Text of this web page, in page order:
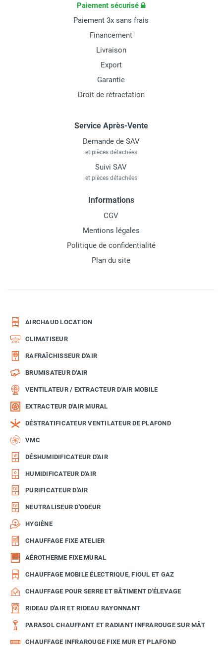
Paiement sécurisé
Paiement 3x sans frais
Financement
Livraison
Export
Garantie
Droit de rétractation
Service Après-Vente
Demande de SAV
et pièces détachées
Suivi SAV
et pièces détachées
Informations
CGV
Mentions légales
Politique de confidentialité
Plan du site
AIRCHAUD LOCATION
CLIMATISEUR
RAFRAÎCHISSEUR D'AIR
BRUMISATEUR D'AIR
VENTILATEUR / EXTRACTEUR D'AIR MOBILE
EXTRACTEUR D'AIR MURAL
DÉSTRATIFICATEUR VENTILATEUR DE PLAFOND
VMC
DÉSHUMIDIFICATEUR D'AIR
HUMIDIFICATEUR D'AIR
PURIFICATEUR D'AIR
NEUTRALISEUR D'ODEUR
HYGIÈNE
CHAUFFAGE FIXE ATELIER
AÉROTHERME FIXE MURAL
CHAUFFAGE MOBILE ÉLECTRIQUE, FIOUL ET GAZ
CHAUFFAGE POUR SERRE ET BÂTIMENT D'ÉLEVAGE
RIDEAU D'AIR ET RIDEAU RAYONNANT
PARASOL CHAUFFANT ET RADIANT INFRAROUGE SUR MÂT
CHAUFFAGE INFRAROUGE FIXE MUR ET PLAFOND